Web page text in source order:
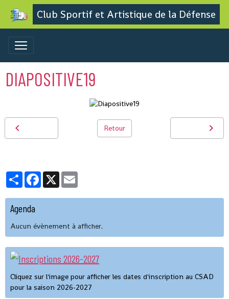
Club Sportif et Artistique de la Défense
DIAPOSITIVE19
Retour
PartagerFacebook
X
Agenda
Aucun évènement à afficher.
Cliquez sur l'image pour afficher les dates d'inscription au CSAD
pour la saison 2026-2027